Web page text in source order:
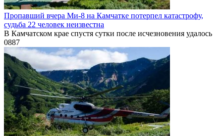
Пропавший вчера Ми-8 на Камчатке потерпел катастрофу,
судьба 22 человек неизвестна
В Камчатском крае спустя сутки после исчезновения удалось
0887